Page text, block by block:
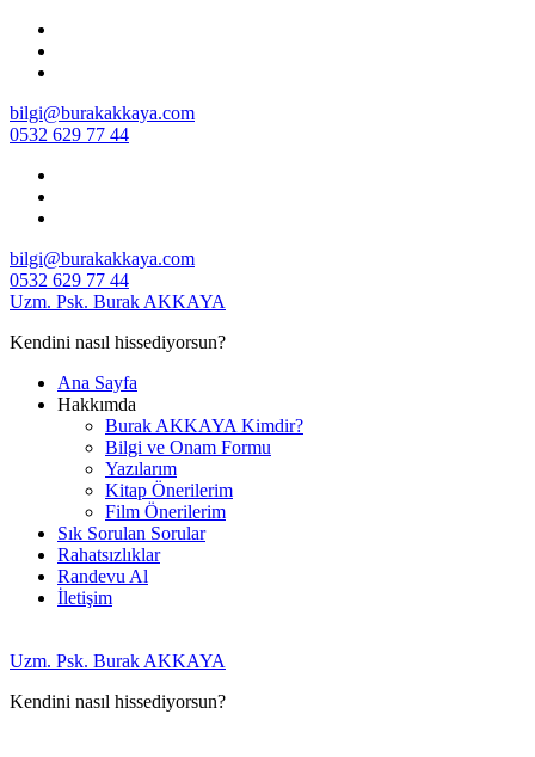
İçeriğe
bilgi@burakakkaya.com
0532 629 77 44
bilgi@burakakkaya.com
0532 629 77 44
Uzm. Psk. Burak AKKAYA
Kendini nasıl hissediyorsun?
Ana Sayfa
Hakkımda
Burak AKKAYA Kimdir?
Bilgi ve Onam Formu
Yazılarım
Kitap Önerilerim
Film Önerilerim
Sık Sorulan Sorular
Rahatsızlıklar
Randevu Al
İletişim
Uzm. Psk. Burak AKKAYA
Kendini nasıl hissediyorsun?